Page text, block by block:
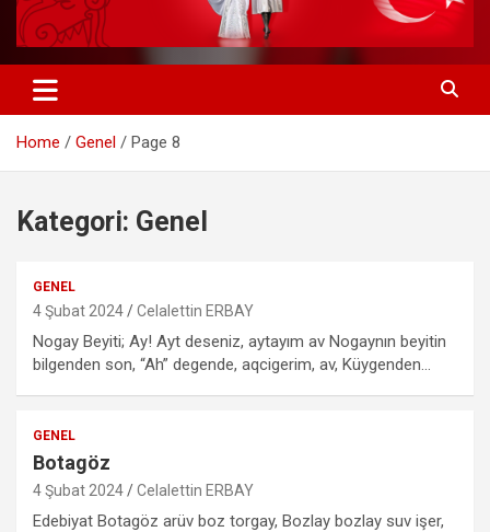
Home Genel Page 8
Kategori: Genel
GENEL
4 Şubat 2024 Celalettin ERBAY
Nogay Beyiti; Ay! Ayt deseniz, aytayım av Nogaynın beyitin
bilgenden son, “Ah” degende, aqcigerim, av, Küygenden…
GENEL
Botagöz
4 Şubat 2024 Celalettin ERBAY
Edebiyat Botagöz arüv boz torgay, Bozlay bozlay suv işer,